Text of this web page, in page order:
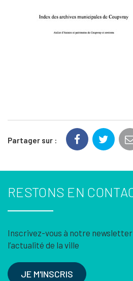
Partager sur :
RESTONS EN
Inscrivez-vous à notre
l’actualité de la ville
JE M'INSCRIS